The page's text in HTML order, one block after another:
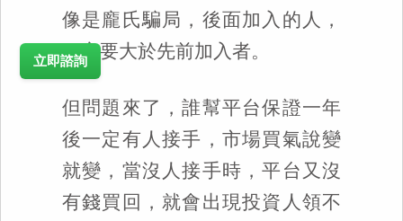
像是龐氏騙局，後面加入的人，
一定要大於先前加入者。
但問題來了，誰幫平台保證一年
後一定有人接手，市場買氣說變
就變，當沒人接手時，平台又沒
有錢買回，就會出現投資人領不
立即諮詢